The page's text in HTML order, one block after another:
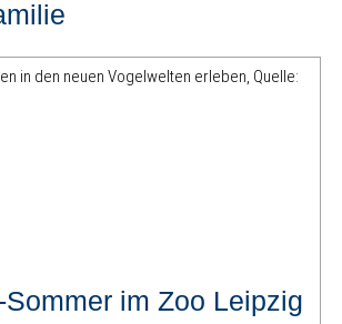
im Zoo Leipzig